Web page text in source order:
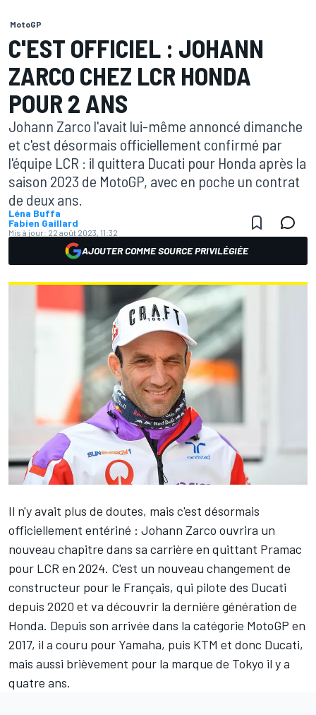
MotoGP
C'EST OFFICIEL : JOHANN
ZARCO CHEZ LCR HONDA
POUR 2 ANS
Johann Zarco l'avait lui-même annoncé dimanche
et c'est désormais officiellement confirmé par
l'équipe LCR : il quittera Ducati pour Honda après la
saison 2023 de MotoGP, avec en poche un contrat
de deux ans.
Léna Buffa
Fabien Gaillard
Mis à jour: 22 août 2023, 11:32
AJOUTER COMME SOURCE PRIVILÉGIÉE
Il n'y avait plus de doutes, mais c'est désormais
officiellement entériné : Johann Zarco ouvrira un
nouveau chapitre dans sa carrière en quittant Pramac
pour LCR en 2024. C'est un nouveau changement de
constructeur pour le Français, qui pilote des Ducati
depuis 2020 et va découvrir la dernière génération de
Honda. Depuis son arrivée dans la catégorie MotoGP en
2017, il a couru pour Yamaha, puis KTM et donc Ducati,
mais aussi brièvement pour la marque de Tokyo il y a
quatre ans.